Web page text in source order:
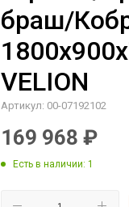
браш/
VELION
Артикул: 00-07192102
169 968 ₽
Есть в наличии: 1